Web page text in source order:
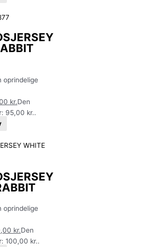
oprindelige
kr.Den
95,00 kr..
oprindelige
kr.Den
100,00 kr..